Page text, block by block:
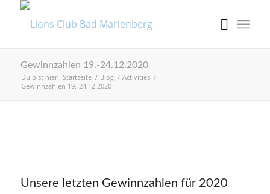
Gewinnzahlen 19.-24.12.2020
Du bist hier: Startseite / Blog / Activities /
Gewinnzahlen 19.-24.12.2020
Unsere letzten Gewinnzahlen für 2020